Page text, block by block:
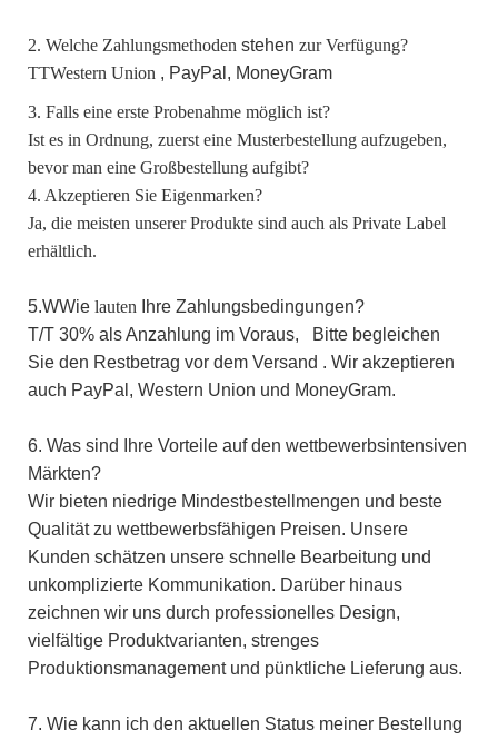
2. Welche Zahlungsmethoden stehen zur Verfügung?
TTWestern Union , PayPal, MoneyGram
3. Falls eine erste Probenahme möglich ist?
Ist es in Ordnung, zuerst eine Musterbestellung aufzugeben,
bevor man eine Großbestellung aufgibt?
4. Akzeptieren Sie Eigenmarken?
Ja, die meisten unserer Produkte sind auch als Private Label
erhältlich.
5.WWie lauten
Ihre Zahlungsbedingungen?
T/T 30% alsAnzahlung im Voraus,
Bitte begleichen
Sie den Restbetrag vor dem Versand . Wir akzeptieren
auch PayPal, Western Union und MoneyGram.
6. Was sind Ihre Vorteile auf den wettbewerbsintensiven
Märkten?
Wir bieten niedrige Mindestbestellmengen und beste
Qualität zu wettbewerbsfähigen Preisen. Unsere
Kunden schätzen unsere schnelle Bearbeitung und
unkomplizierte Kommunikation. Darüber hinaus
zeichnen wir uns durch professionelles Design,
vielfältige Produktvarianten, strenges
Produktionsmanagement und pünktliche Lieferung aus.
7. Wie kann ich den aktuellen Status meiner Bestellung